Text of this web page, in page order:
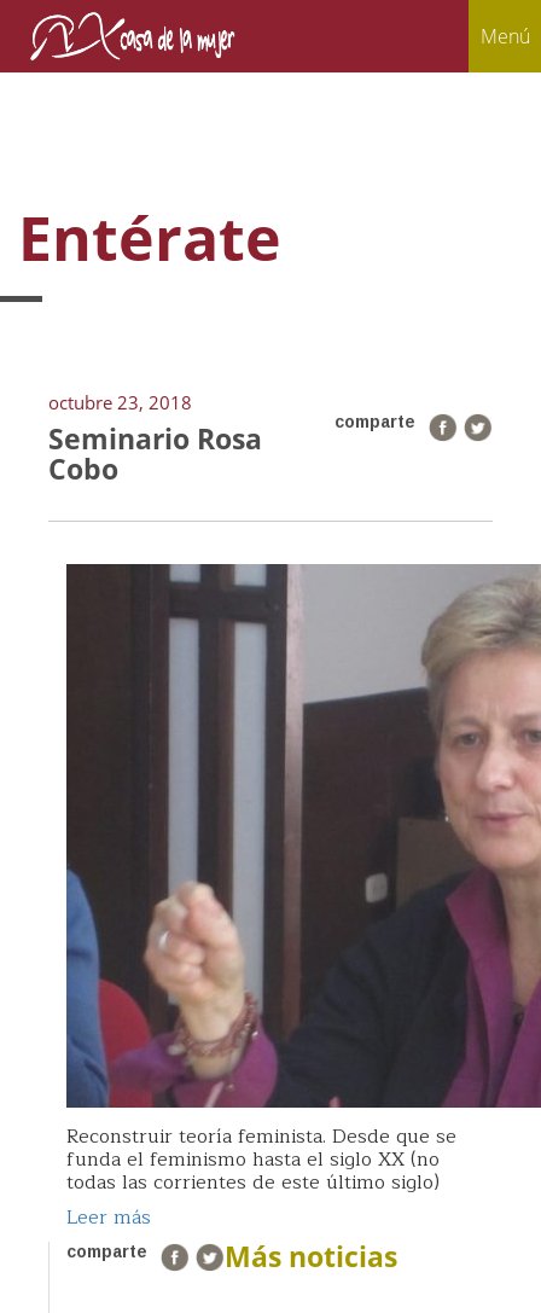
Menú
Entérate
octubre 23, 2018
comparte
Seminario Rosa
Cobo
Reconstruir teoría feminista. Desde que se
funda el feminismo hasta el siglo XX (no
todas las corrientes de este último siglo)
Leer más
comparte Más noticias